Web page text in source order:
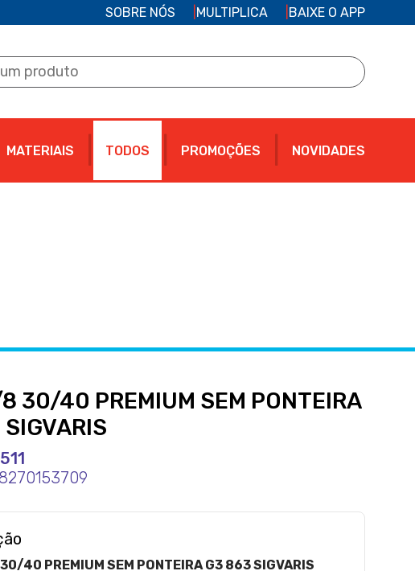
SOBRE NÓS MULTIPLICA BAIXE O APP
MATERIAIS TODOS PROMOÇÕES NOVIDADES
30/40 PREMIUM SEM PONTEIRA
40 PREMIUM SEM PONTEIRA G3 863 SIGVARIS